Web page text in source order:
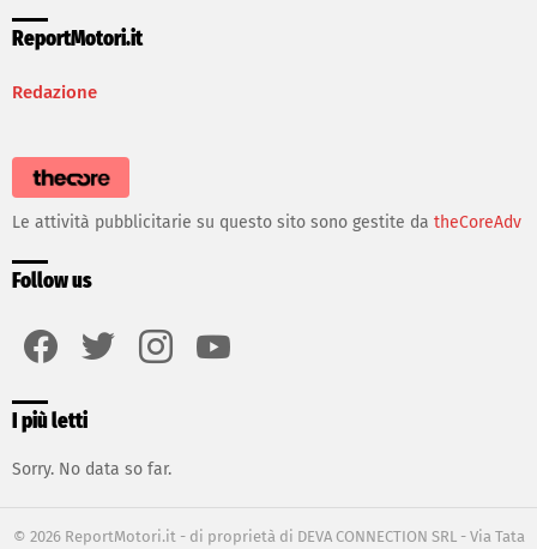
ReportMotori.it
Redazione
Le attività pubblicitarie su questo sito sono gestite da theCoreAdv
Follow us
I più letti
Sorry. No data so far.
© 2026 ReportMotori.it - di proprietà di DEVA CONNECTION SRL - Via Tata